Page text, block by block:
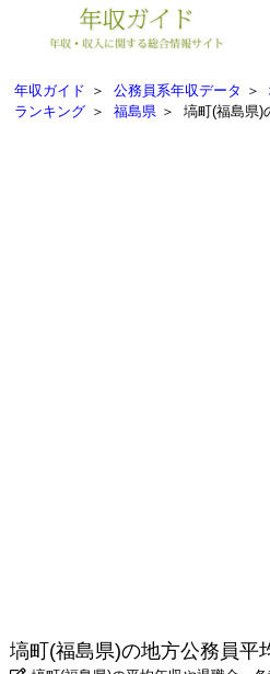
年収ガイド ＞ 公務員系年収データ ＞
ランキング ＞ 福島県 ＞ 塙町(福島県)
塙町(福島県)の地方公務員平